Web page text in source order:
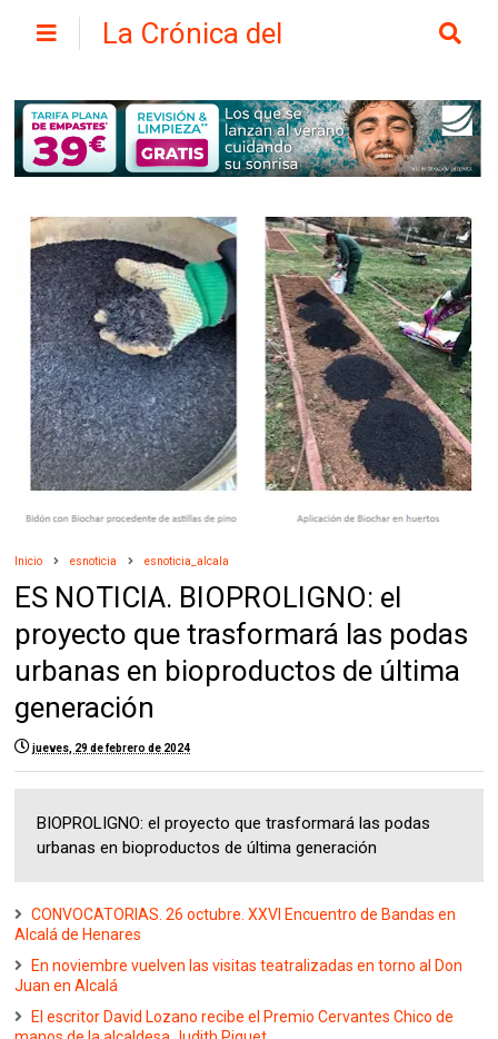
La Crónica del
Inicio esnoticia esnoticia_alcala
ES NOTICIA. BIOPROLIGNO: el
proyecto que trasformará las podas
urbanas en bioproductos de última
generación
jueves, 29 de febrero de 2024
BIOPROLIGNO: el proyecto que trasformará las podas
urbanas en bioproductos de última generación
CONVOCATORIAS. 26 octubre. XXVI Encuentro de Bandas en
Alcalá de Henares
En noviembre vuelven las visitas teatralizadas en torno al Don
Juan en Alcalá
El escritor David Lozano recibe el Premio Cervantes Chico de